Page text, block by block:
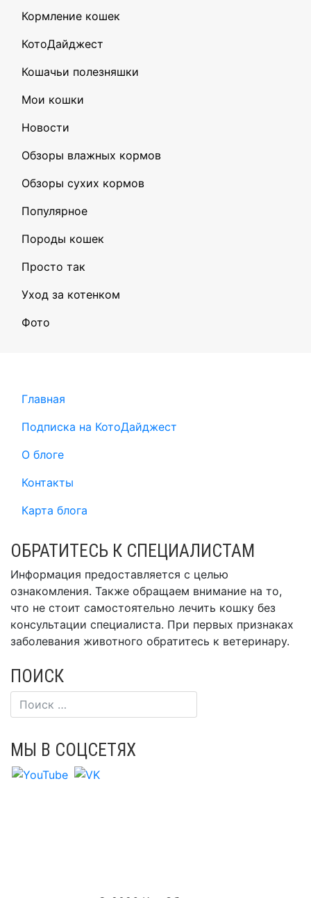
Кормление кошек
КотоДайджест
Кошачьи полезняшки
Мои кошки
Новости
Обзоры влажных кормов
Обзоры сухих кормов
Популярное
Породы кошек
Просто так
Уход за котенком
Фото
Главная
Подписка на КотоДайджест
О блоге
Контакты
Карта блога
ОБРАТИТЕСЬ К СПЕЦИАЛИСТАМ
Информация предоставляется с целью
ознакомления. Также обращаем внимание на то,
что не стоит самостоятельно лечить кошку без
консультации специалиста. При первых признаках
заболевания животного обратитесь к ветеринару.
ПОИСК
МЫ В СОЦСЕТЯХ